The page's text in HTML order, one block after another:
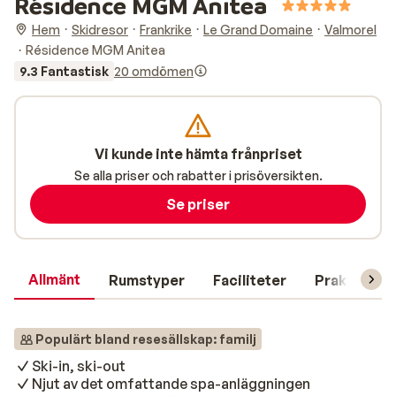
Hem Skidresor Frankrike Le Grand Domaine
Valmorel
Résidence MGM Anitea
9.3 Fantastisk 20 omdömen
Allmänt Rumstyper Faciliteter Praktisk
Populärt bland resesällskap: familj
Ski-in, ski-out
Njut av det omfattande spa-anläggningen
Vi kunde inte hämta frånpriset
Se alla priser och rabatter i prisöversikten.
Se priser